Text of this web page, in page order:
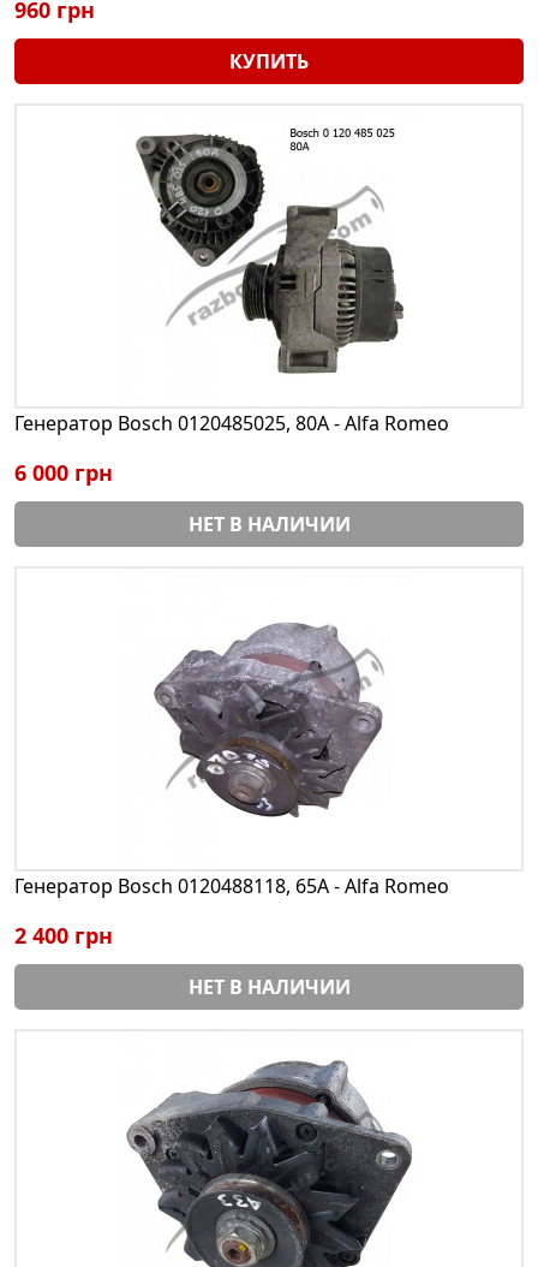
960 грн
КУПИТЬ
Генератор Bosch 0120485025, 80A - Alfa Romeo
6 000 грн
НЕТ В НАЛИЧИИ
Генератор Bosch 0120488118, 65A - Alfa Romeo
2 400 грн
НЕТ В НАЛИЧИИ